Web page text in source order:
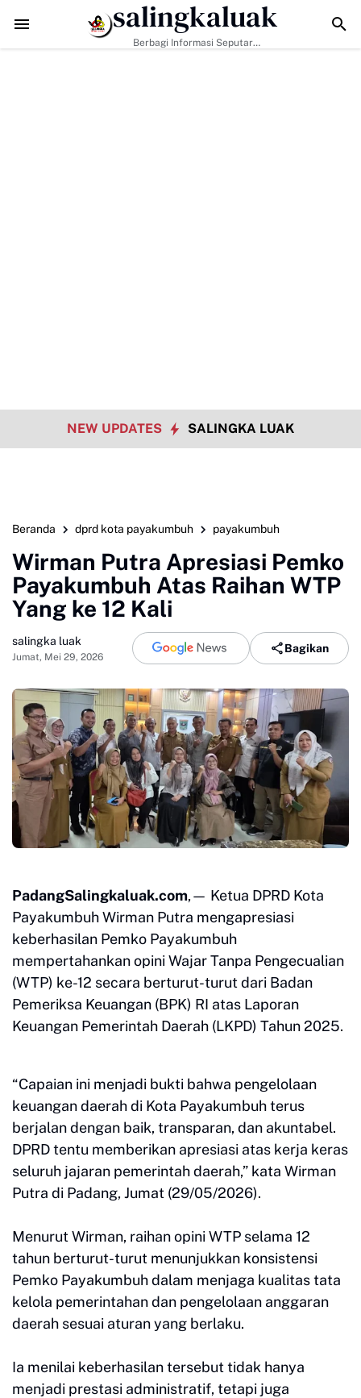
Hadapi Tantangan Era Digital, Arisal Aziz Ajak Masyarakat Perkuat
salingkaluak
Berbagi Informasi Seputar
NEW UPDATES SALINGKA LUAK
Beranda dprd kota payakumbuh payakumbuh
Wirman Putra Apresiasi Pemko
Payakumbuh Atas Raihan WTP
Yang ke 12 Kali
salingka luak
Jumat, Mei 29, 2026
Bagikan
PadangSalingkaluak.com,— Ketua DPRD Kota
Payakumbuh Wirman Putra mengapresiasi
keberhasilan Pemko Payakumbuh
mempertahankan opini Wajar Tanpa Pengecualian
(WTP) ke-12 secara berturut-turut dari Badan
Pemeriksa Keuangan (BPK) RI atas Laporan
Keuangan Pemerintah Daerah (LKPD) Tahun 2025.
“Capaian ini menjadi bukti bahwa pengelolaan
keuangan daerah di Kota Payakumbuh terus
berjalan dengan baik, transparan, dan akuntabel.
DPRD tentu memberikan apresiasi atas kerja keras
seluruh jajaran pemerintah daerah,” kata Wirman
Putra di Padang, Jumat (29/05/2026).
Menurut Wirman, raihan opini WTP selama 12
tahun berturut-turut menunjukkan konsistensi
Pemko Payakumbuh dalam menjaga kualitas tata
kelola pemerintahan dan pengelolaan anggaran
daerah sesuai aturan yang berlaku.
Ia menilai keberhasilan tersebut tidak hanya
menjadi prestasi administratif, tetapi juga